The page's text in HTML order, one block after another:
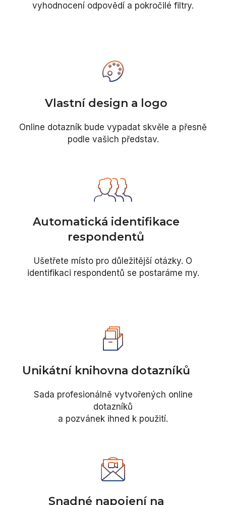
vyhodnocení odpovědí a pokročilé filtry.
Vlastní design a logo
Online dotazník bude vypadat skvěle a přesně
podle vašich představ.
Automatická identifikace
respondentů
Ušetřete místo pro důležitější otázky. O
identifikaci respondentů se postaráme my.
Unikátní knihovna dotazníků
Sada profesionálně vytvořených online
dotazníků
a pozvánek ihned k použití.
Snadné napojení na